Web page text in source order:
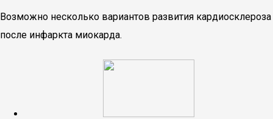
Возможно несколько вариантов развития кардиосклероза
после инфаркта миокарда.